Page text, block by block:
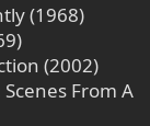
(1968)
(2002)
Scenes From A